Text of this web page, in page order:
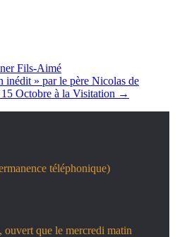
Fils-Aimé
inédit » par le père Nicolas de
Octobre à la Visitation →
téléphonique)
ouvert que le mercredi matin